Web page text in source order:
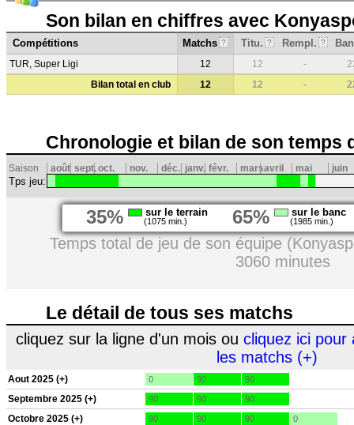
Son bilan en chiffres avec
Compétitions Matchs ? Titu. ? Rempl. ?
TUR, Super Ligi 12 12 -
Bilan total en club
12 12 -
Chronologie et bilan de son temps
Saison août sept.oct. nov. déc. janv. févr. marsavril mai juin
Tps jeu:
35% sur le terrain
(1075 min.) 65% sur le banc
(1985 min.)
Temps total de jeu de son équipe
3060 minutes
Le détail de tous ses matchs
cliquez sur la ligne d'un mois ou cliquez ici pour
les matchs (+)
Aout 2025 (+) 0 90 90
Septembre 2025 (+) 90 90 90
Octobre 2025 (+) 90 90 90 0